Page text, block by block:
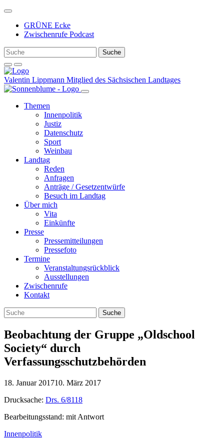
Weiter
Inhalt
GRÜNE Ecke
Zwischenrufe Podcast
Valentin Lippmann Mitglied des Sächsischen Landtages
Themen
Innenpolitik
Justiz
Datenschutz
Sport
Weinbau
Landtag
Reden
Anfragen
Anträge / Gesetzentwürfe
Besuch im Landtag
Über mich
Vita
Einkünfte
Presse
Pressemitteilungen
Pressefoto
Termine
Veranstaltungsrückblick
Ausstellungen
Zwischenrufe
Kontakt
Beobachtung der Gruppe „Oldschool
Society“ durch
Verfassungsschutzbehörden
18. Januar 201710. März 2017
Drucksache: Drs. 6/8118
Bearbeitungsstand: mit Antwort
Innenpolitik